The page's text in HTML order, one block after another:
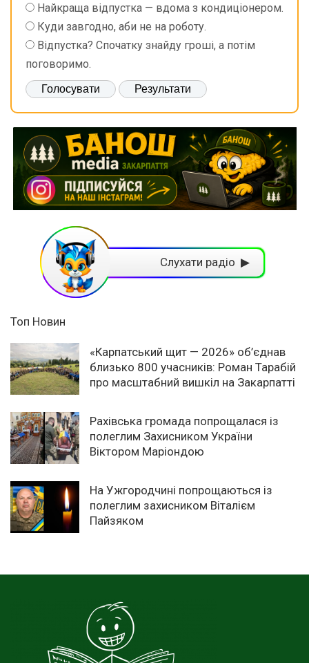
Найкраща відпустка — вдома з кондиціонером.
Куди завгодно, аби не на роботу.
Відпустка? Спочатку знайду гроші, а потім
поговоримо.
Слухати радіо ▶
Топ Новин
«Карпатський щит — 2026» об’єднав
близько 800 учасників: Роман Тарабій
про масштабний вишкіл на Закарпатті
Рахівська громада попрощалася із
полеглим Захисником України
Віктором Маріондою
На Ужгородчині попрощаються із
полеглим захисником Віталієм
Пайзяком